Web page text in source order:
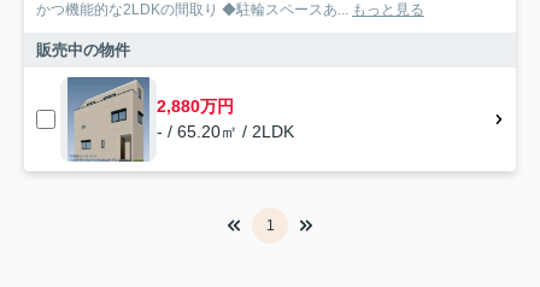
かつ機能的な2LDKの間取り ◆駐輪スペースあ... もっと見る
販売中の物件
2,880万円
- / 65.20㎡ / 2LDK
1